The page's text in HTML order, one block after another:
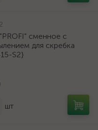
сменное с
для скребка
S2}
шт